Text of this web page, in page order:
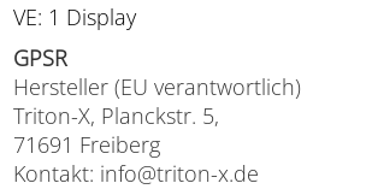
VE: 1 Display
GPSR
Hersteller (EU verantwortlich)
Triton-X, Planckstr. 5,
71691 Freiberg
Kontakt: info@triton-x.de